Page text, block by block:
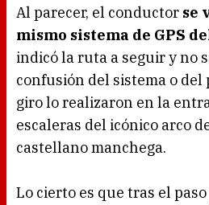
Al parecer, el conductor se
mismo sistema de GPS
indicó la ruta a seguir y no
confusión del sistema o del
giro lo realizaron en la
escaleras del icónico arco
castellano manchega.
Lo cierto es que tras el